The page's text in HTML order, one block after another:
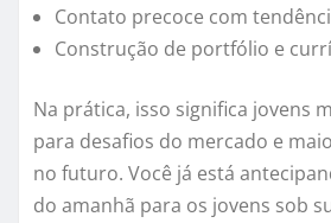
Contato precoce com
Construção de portfólio e
Na prática, isso significa jovens
para desafios do mercado e
no futuro. Você já está
do amanhã para os jovens sob